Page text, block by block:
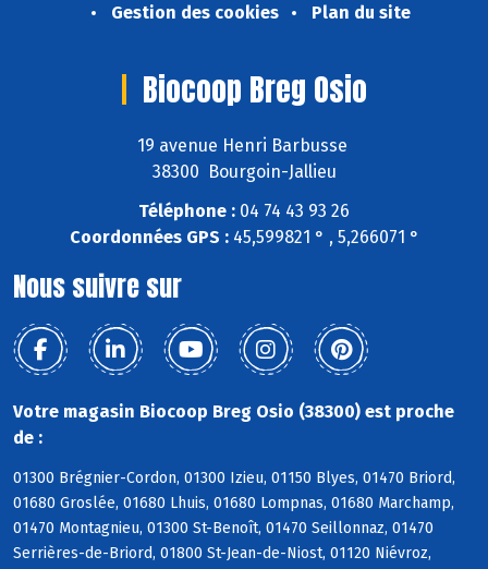
Gestion des cookies
Plan du site
Biocoop Breg Osio
19 avenue Henri Barbusse
38300 Bourgoin-Jallieu
Téléphone : 04 74 43 93 26
Coordonnées GPS :45,599821 ° , 5,266071 °
Nous suivre sur
Votre magasin Biocoop Breg Osio (38300) est proche
de :
01300 Brégnier-Cordon, 01300 Izieu, 01150 Blyes, 01470 Briord,
01680 Groslée, 01680 Lhuis, 01680 Lompnas, 01680 Marchamp,
01470 Montagnieu, 01300 St-Benoît, 01470 Seillonnaz, 01470
Serrières-de-Briord, 01800 St-Jean-de-Niost, 01120 Niévroz,